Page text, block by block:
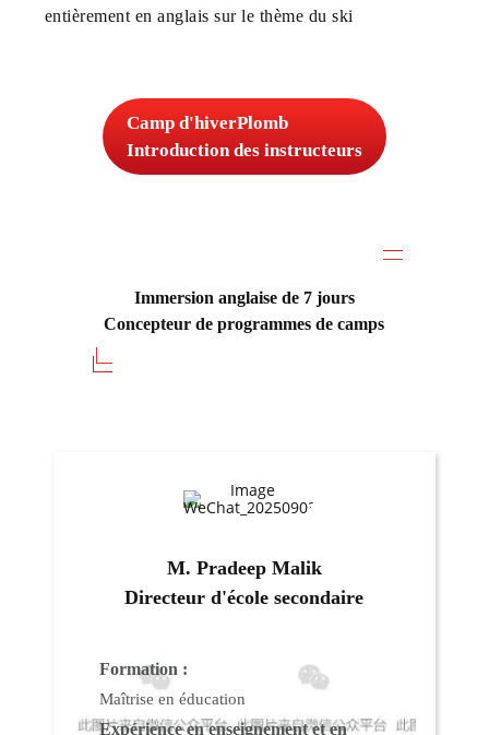
entièrement en anglais sur le thème du ski
Camp d'hiverPlomb
Introduction des instructeurs
Immersion anglaise de 7 jours
Concepteur de programmes de camps
M. Pradeep Malik
Directeur d'école secondaire
Formation :
Maîtrise en éducation
Expérience en enseignement et en